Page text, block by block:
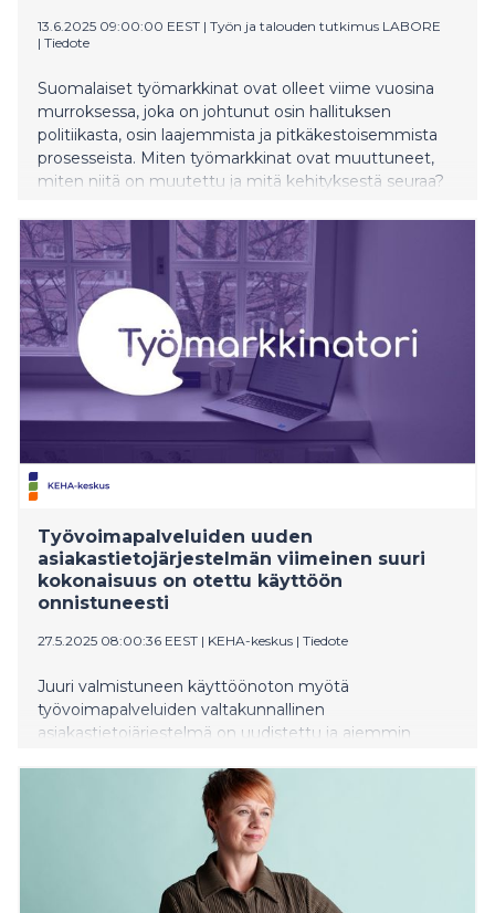
13.6.2025 09:00:00 EEST | Työn ja talouden tutkimus LABORE
| Tiedote
Suomalaiset työmarkkinat ovat olleet viime vuosina
murroksessa, joka on johtunut osin hallituksen
politiikasta, osin laajemmista ja pitkäkestoisemmista
prosesseista. Miten työmarkkinat ovat muuttuneet,
miten niitä on muutettu ja mitä kehityksestä seuraa?
Työvoimapalveluiden uuden
asiakastietojärjestelmän viimeinen suuri
kokonaisuus on otettu käyttöön
onnistuneesti
27.5.2025 08:00:36 EEST | KEHA-keskus | Tiedote
Juuri valmistuneen käyttöönoton myötä
työvoimapalveluiden valtakunnallinen
asiakastietojärjestelmä on uudistettu ja aiemmin